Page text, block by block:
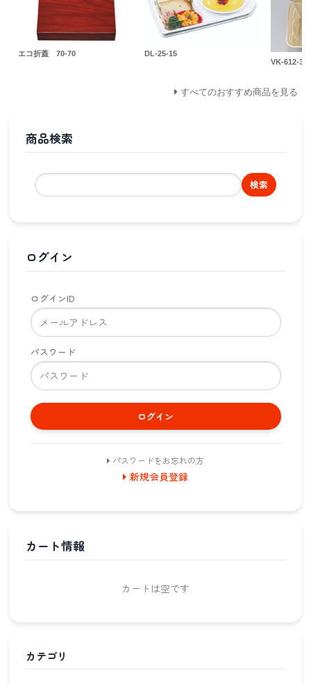
エコ折蓋 70-70
DL-25-15
VK-612-3
すべてのおすすめ商品を見る
商品検索
検索
ログイン
ログインID
パスワード
ログイン
パスワードをお忘れの方
新規会員登録
カート情報
カートは空です
カテゴリ